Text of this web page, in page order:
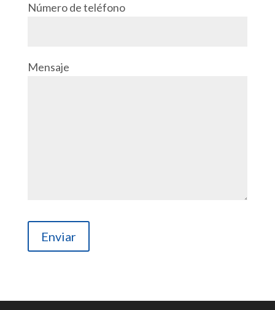
Número de teléfono
Mensaje